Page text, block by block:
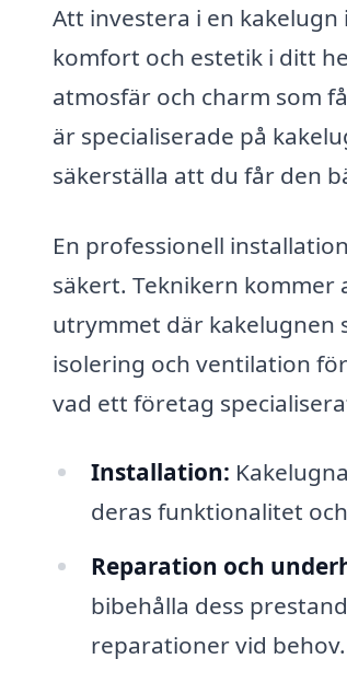
Att investera i en
komfort och estetik i ditt
atmosfär och charm som
är specialiserade på
säkerställa att du får den
En professionell
säkert. Teknikern kommer
utrymmet där kakelugnen
isolering och ventilation
vad ett företag
Installation:
deras funktionalitet
Reparation och
bibehålla dess
reparationer vid behov.